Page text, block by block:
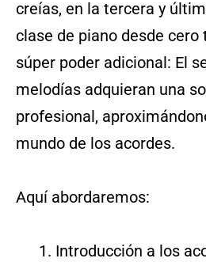
creías, en la tercera y
clase de piano desde cero
súper poder adicional: El
melodías adquieran una
profesional,
mundo de los acordes.
Aquí abordaremos:
Introducción a los